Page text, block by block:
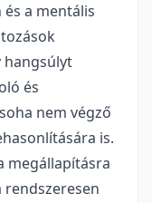
a mentális
hangsúlyt
és
nem végző
is.
megállapításra